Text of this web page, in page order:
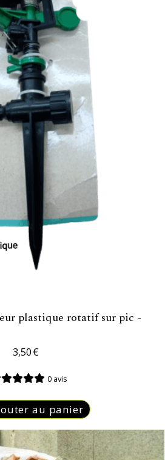
plastique rotatif sur pic -
3,50€
0 avis
au panier